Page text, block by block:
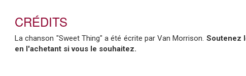
CRÉDITS
La chanson "Sweet Thing" a été écrite par Van Morrison. Soutenez
en l'achetant si vous le souhaitez.